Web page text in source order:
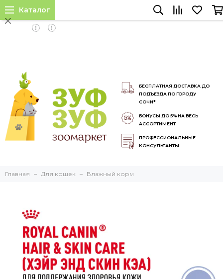
INSTALL APP
БЕСПЛАТНАЯ ДОСТАВКА ДО
ПОДЪЕЗДА ПО ГОРОДУ
СОЧИ*
БОНУСЫ ДО 5% НА ВЕСЬ
АССОРТИМЕНТ
ПРОФЕССИОНАЛЬНЫЕ
КОНСУЛЬТАНТЫ
Каталог
Главная Для кошек Влажный корм